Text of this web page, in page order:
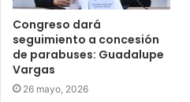
Congreso dará
seguimiento a concesión
de parabuses: Guadalupe
Vargas
26 mayo, 2026